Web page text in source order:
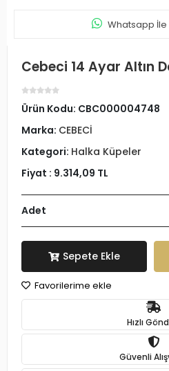
Whatsapp İle
Cebeci 14 Ayar Altın
Ürün Kodu: CBC000004748
Marka: CEBECİ
Kategori: Halka Küpeler
Fiyat : 9.314,09 TL
Adet
Sepete Ekle
Favorilerime ekle
Hızlı
Güvenli